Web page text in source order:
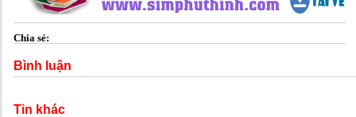
Chia sẻ:
Bình luận
Tin khác